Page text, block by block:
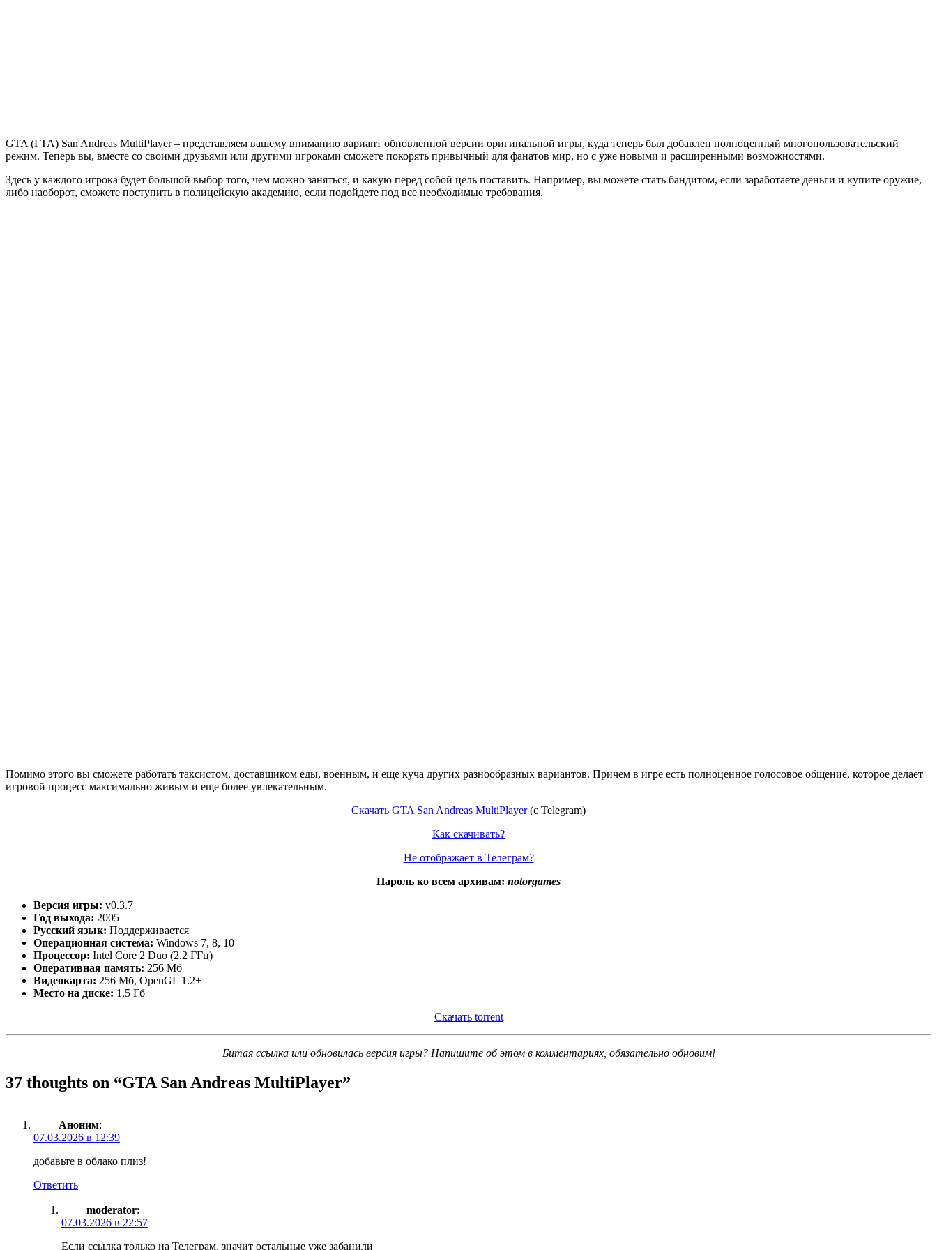
GTA (ГТА) San Andreas MultiPlayer – представляем вашему вниманию вариант обновленной версии оригинальной игры, куда теперь был добавлен полноценный многопользовательский
режим. Теперь вы, вместе со своими друзьями или другими игроками сможете покорять привычный для фанатов мир, но с уже новыми и расширенными возможностями.
Здесь у каждого игрока будет большой выбор того, чем можно заняться, и какую перед собой цель поставить. Например, вы можете стать бандитом, если заработаете деньги и купите оружие,
либо наоборот, сможете поступить в полицейскую академию, если подойдете под все необходимые требования.
Помимо этого вы сможете работать таксистом, доставщиком еды, военным, и еще куча других разнообразных вариантов. Причем в игре есть полноценное голосовое общение, которое делает
игровой процесс максимально живым и еще более увлекательным.
Скачать GTA San Andreas MultiPlayer(c Telegram)
Как скачивать?
Не отображает в Телеграм?
Пароль ко всем архивам: notorgames
Версия игры: v0.3.7
Год выхода: 2005
Русский язык: Поддерживается
Операционная система: Windows 7, 8, 10
Процессор: Intel Core 2 Duo (2.2 ГГц)
Оперативная память: 256 Мб
Видеокарта: 256 Мб, OpenGL 1.2+
Место на диске: 1,5 Гб
Скачать torrent
Битая ссылка или обновилась версия игры? Напишите об этом в комментариях, обязательно обновим!
37 thoughts on “GTA San Andreas MultiPlayer”
Аноним:
07.03.2026 в 12:39
добавьте в облако плиз!
Ответить
moderator:
07.03.2026 в 22:57
Если ссылка только на Телеграм, значит остальные уже забанили